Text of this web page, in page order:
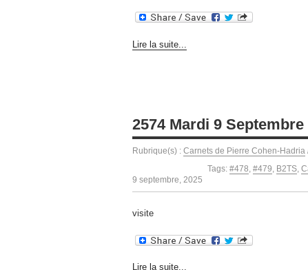
Lire la suite...
2574 Mardi 9 Septembre
Rubrique(s) : Carnets de Pierre Cohen-Hadria
Tags: #478 #479 B2TS
9 septembre, 2025
visite
Lire la suite...